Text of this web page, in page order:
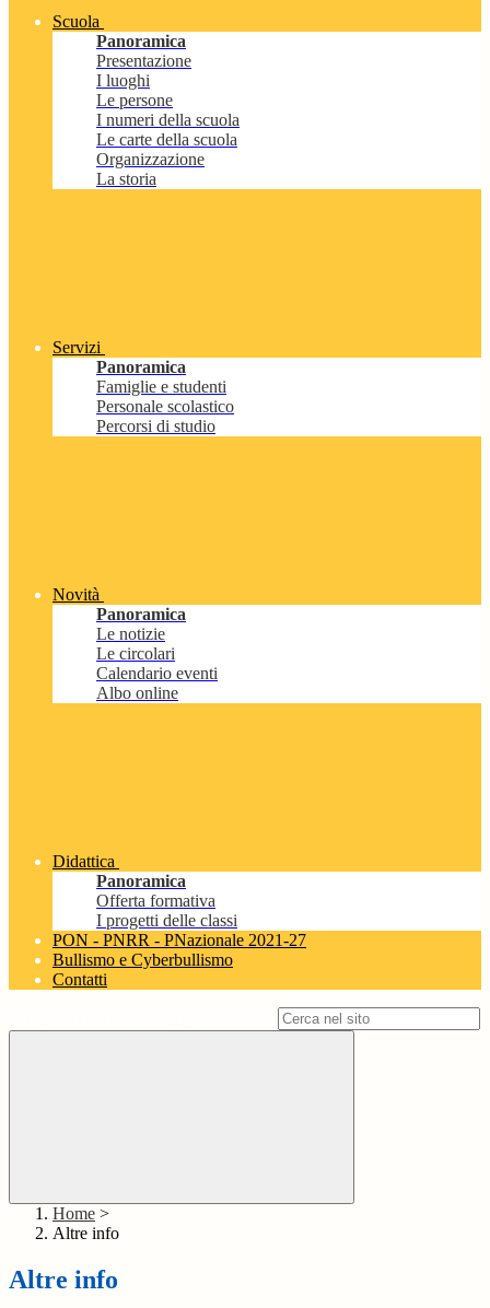
Scuola
Panoramica
Presentazione
I luoghi
Le persone
I numeri della scuola
Le carte della scuola
Organizzazione
La storia
Servizi
Panoramica
Famiglie e studenti
Personale scolastico
Percorsi di studio
Novità
Panoramica
Le notizie
Le circolari
Calendario eventi
Albo online
Didattica
Panoramica
Offerta formativa
I progetti delle classi
PON - PNRR - PNazionale 2021-27
Bullismo e Cyberbullismo
Contatti
Home >
Altre info
Altre info